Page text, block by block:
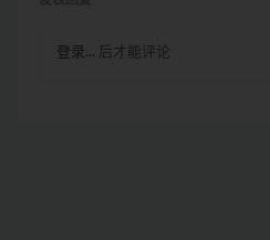
登录... 后才能评论